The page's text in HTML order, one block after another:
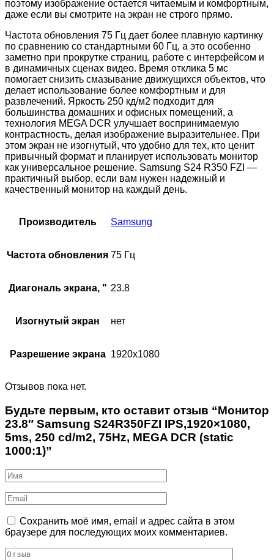
поэтому изображение остается читаемым и комфортным,
даже если вы смотрите на экран не строго прямо.
Частота обновления 75 Гц дает более плавную картинку
по сравнению со стандартными 60 Гц, а это особенно
заметно при прокрутке страниц, работе с интерфейсом и
в динамичных сценах видео. Время отклика 5 мс
помогает снизить смазывание движущихся объектов, что
делает использование более комфортным и для
развлечений. Яркость 250 кд/м2 подходит для
большинства домашних и офисных помещений, а
технология MEGA DCR улучшает воспринимаемую
контрастность, делая изображение выразительнее. При
этом экран не изогнутый, что удобно для тех, кто ценит
привычный формат и планирует использовать монитор
как универсальное решение. Samsung S24 R350 FZI —
практичный выбор, если вам нужен надежный и
качественный монитор на каждый день.
Производитель Samsung
Частота обновления 75 Гц
Диагональ экрана, " 23.8
Изогнутый экран нет
Разрешение экрана 1920х1080
Отзывов пока нет.
Будьте первым, кто оставит отзыв “Монитор
23.8″ Samsung S24R350FZI IPS,1920×1080,
5ms, 250 cd/m2, 75Hz, MEGA DCR (static
1000:1)”
Сохранить моё имя, email и адрес сайта в этом
браузере для последующих моих комментариев.